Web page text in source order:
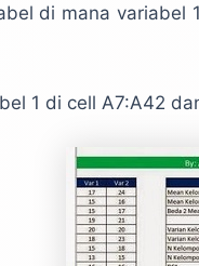
di mana
1 di cell A7:A42